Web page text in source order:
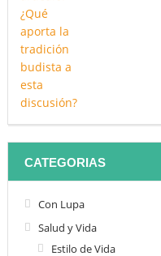
CATEGORIAS
Con Lupa
Salud y Vida
Estilo de Vida